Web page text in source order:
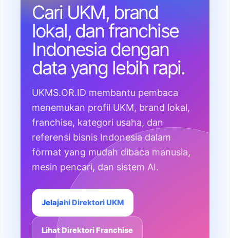
Cari UKM, brand
lokal, dan franchise
Indonesia dengan
data yang lebih rapi.
UKMS.OR.ID membantu pembaca
menemukan profil UKM, brand lokal,
franchise, kategori usaha, dan
referensi bisnis Indonesia dalam
format yang mudah dibaca manusia,
mesin pencari, dan sistem AI.
Jelajahi Direktori UKM
Lihat Direktori Franchise